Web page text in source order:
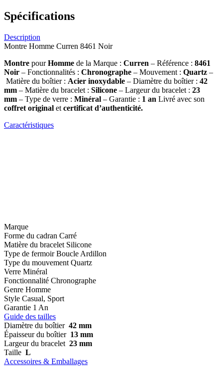
Spécifications
Description
Montre Homme Curren 8461 Noir
Montre pourHomme de la Marque : Curren – Référence : 8461
Noir – Fonctionnalités : Chronographe – Mouvement : Quartz –
Matière du boîtier : Acier inoxydable – Diamètre du boîtier : 42
mm – Matière du bracelet : Silicone – Largeur du bracelet : 23
mm – Type de verre : Minéral – Garantie : 1 an Livré avec son
coffret original et certificat d’authenticité.
Caractéristiques
Marque
Forme du cadran Carré
Matière du bracelet Silicone
Type de fermoir Boucle Ardillon
Type du mouvement Quartz
Verre Minéral
Fonctionnalité Chronographe
Genre Homme
Style Casual, Sport
Garantie 1 An
Guide des tailles
Diamètre du boîtier 42 mm
Épaisseur du boîtier 13 mm
Largeur du bracelet 23 mm
Taille L
Accessoires & Emballages